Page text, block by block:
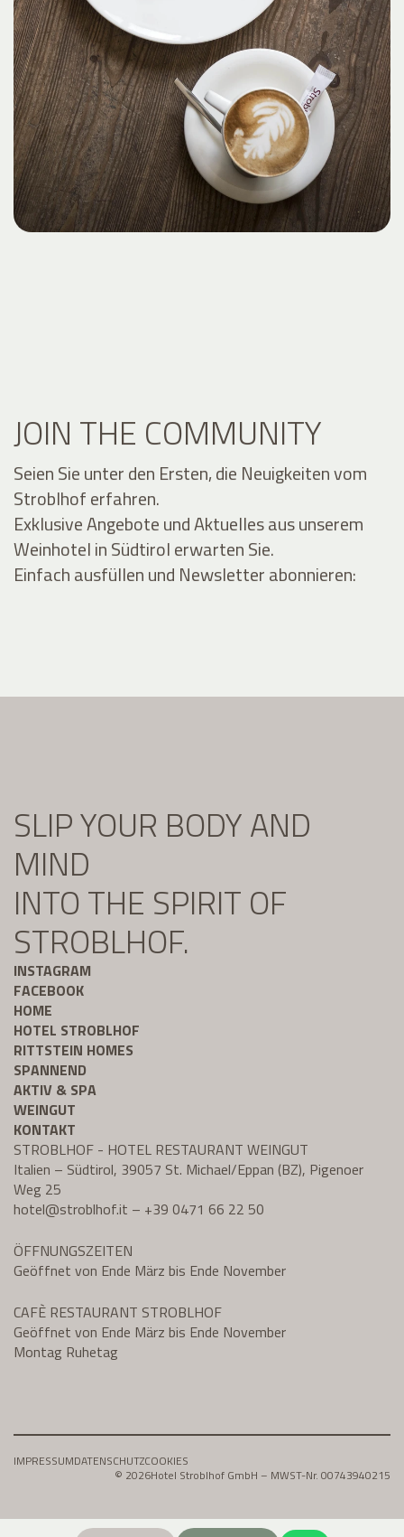
JOIN THE COMMUNITY
Seien Sie unter den Ersten, die Neuigkeiten vom
Stroblhof erfahren.
Exklusive Angebote und Aktuelles aus unserem
Weinhotel in Südtirol erwarten Sie.
Einfach ausfüllen und Newsletter abonnieren:
SLIP YOUR BODY AND
MIND
INTO THE SPIRIT OF
STROBLHOF.
INSTAGRAM
FACEBOOK
HOME
HOTEL STROBLHOF
RITTSTEIN HOMES
SPANNEND
AKTIV & SPA
WEINGUT
KONTAKT
STROBLHOF - HOTEL RESTAURANT WEINGUT
Italien – Südtirol, 39057 St. Michael/Eppan (BZ), Pigenoer
Weg 25
hotel@stroblhof.it – +39 0471 66 22 50
ÖFFNUNGSZEITEN
Geöffnet von Ende März bis Ende November
CAFÈ RESTAURANT STROBLHOF
Geöffnet von Ende März bis Ende November
Montag Ruhetag
IMPRESSUMDATENSCHUTZCOOKIES
© 2026Hotel Stroblhof GmbH – MWST-Nr. 00743940215